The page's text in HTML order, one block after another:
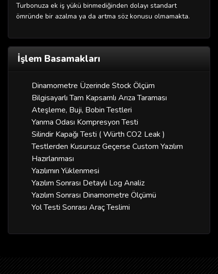
Turbonuza ek iş yükü binmediğinden dolayı standart
ömründe bir azalma ya da artma söz konusu olmamakta.
İşlem Basamakları
Dinamometre Üzerinde Stock Ölçüm
Bilgisayarlı Tam Kapsamlı Arıza Taraması
Ateşleme, Buji, Bobin Testleri
Yanma Odası Kompresyon Testi
Silindir Kapağı Testi ( Würth CO2 Leak )
Testlerden Kusursuz Geçerse Custom Yazılım
Hazırlanması
Yazılımın Yüklenmesi
Yazılım Sonrası Detaylı Log Analiz
Yazılım Sonrası Dinamometre Ölçümü
Yol Testi Sonrası Araç Teslimi